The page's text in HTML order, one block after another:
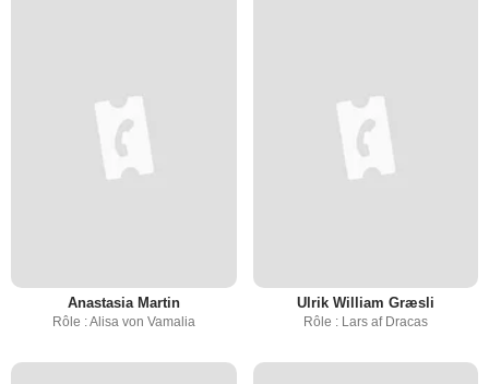
Anastasia Martin
Rôle : Alisa von Vamalia
Ulrik William Græsli
Rôle : Lars af Dracas